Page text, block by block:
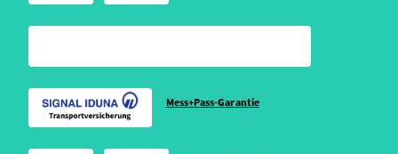
Mess+Pass-Garantie